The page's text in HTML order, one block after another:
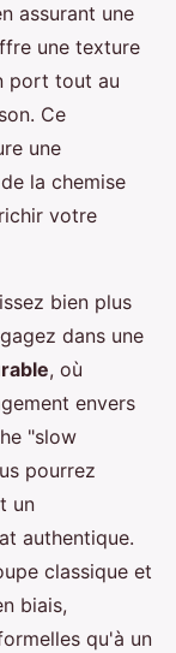
assurant une
une texture
port tout au
Ce
une
la chemise
votre
bien plus
dans une
, où
envers
"slow
pourrez
un
authentique.
classique et
biais,
qu'à un